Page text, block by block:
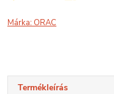
Márka:ORAC
Termékleírás